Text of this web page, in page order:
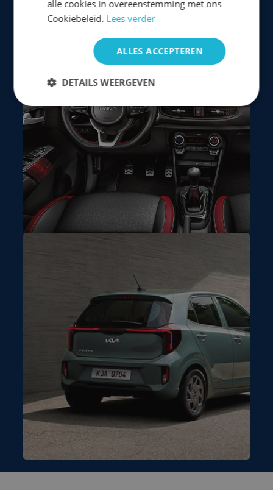
alle cookies in overeenstemming met ons
Cookiebeleid. Lees verder
ALLES ACCEPTEREN
DETAILS WEERGEVEN